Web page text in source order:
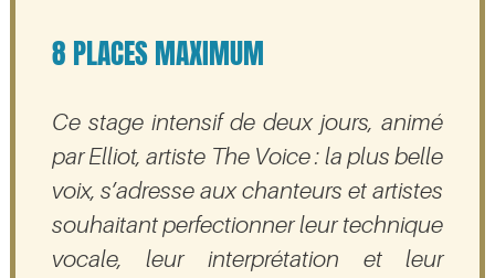
8 PLACES MAXIMUM
Ce stage intensif de deux jours, animé
par Elliot, artiste The Voice : la plus belle
voix, s’adresse aux chanteurs et artistes
souhaitant perfectionner leur technique
vocale, leur interprétation et leur